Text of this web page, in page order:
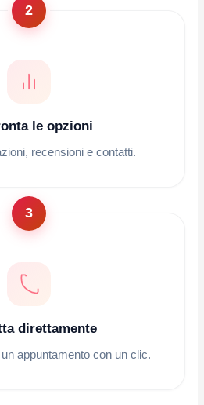
2
le opzioni
recensioni e contatti.
3
direttamente
appuntamento con un clic.